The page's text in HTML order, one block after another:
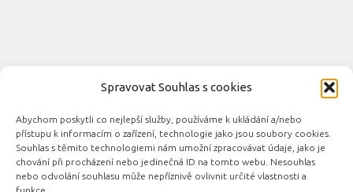
Spravovat Souhlas s cookies
Abychom poskytli co nejlepší služby, používáme k ukládání a/nebo
přístupu k informacím o zařízení, technologie jako jsou soubory cookies.
Souhlas s těmito technologiemi nám umožní zpracovávat údaje, jako je
chování při procházení nebo jedinečná ID na tomto webu. Nesouhlas
nebo odvolání souhlasu může nepříznivě ovlivnit určité vlastnosti a
Novinky automobilového průmyslu © 2026. Všechna práva
vyhrazena.
Podporováno - Designed with the